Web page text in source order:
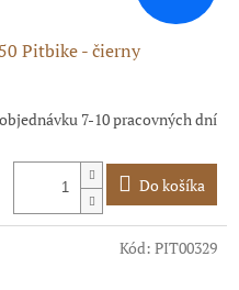
Pitbike - čierny
7-10 pracovných dní
Do košíka
Kód: PIT00329